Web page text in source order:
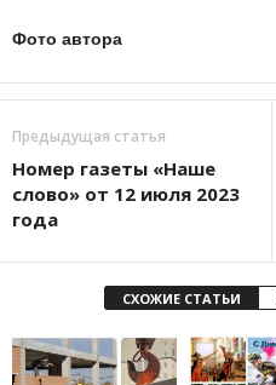
Фото автора
Предыдущая статья
Номер газеты «Наше
слово» от 12 июля 2023
года
СХОЖИЕ СТАТЬИ